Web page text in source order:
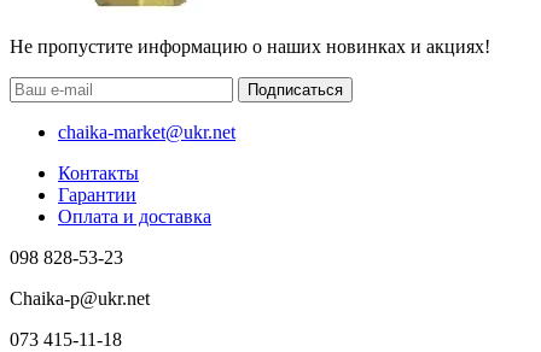
Не пропустите информацию о наших новинках и акциях!
Подписаться
chaika-market@ukr.net
Контакты
Гарантии
Оплата и доставка
098 828-53-23
Chaika-p@ukr.net
073 415-11-18